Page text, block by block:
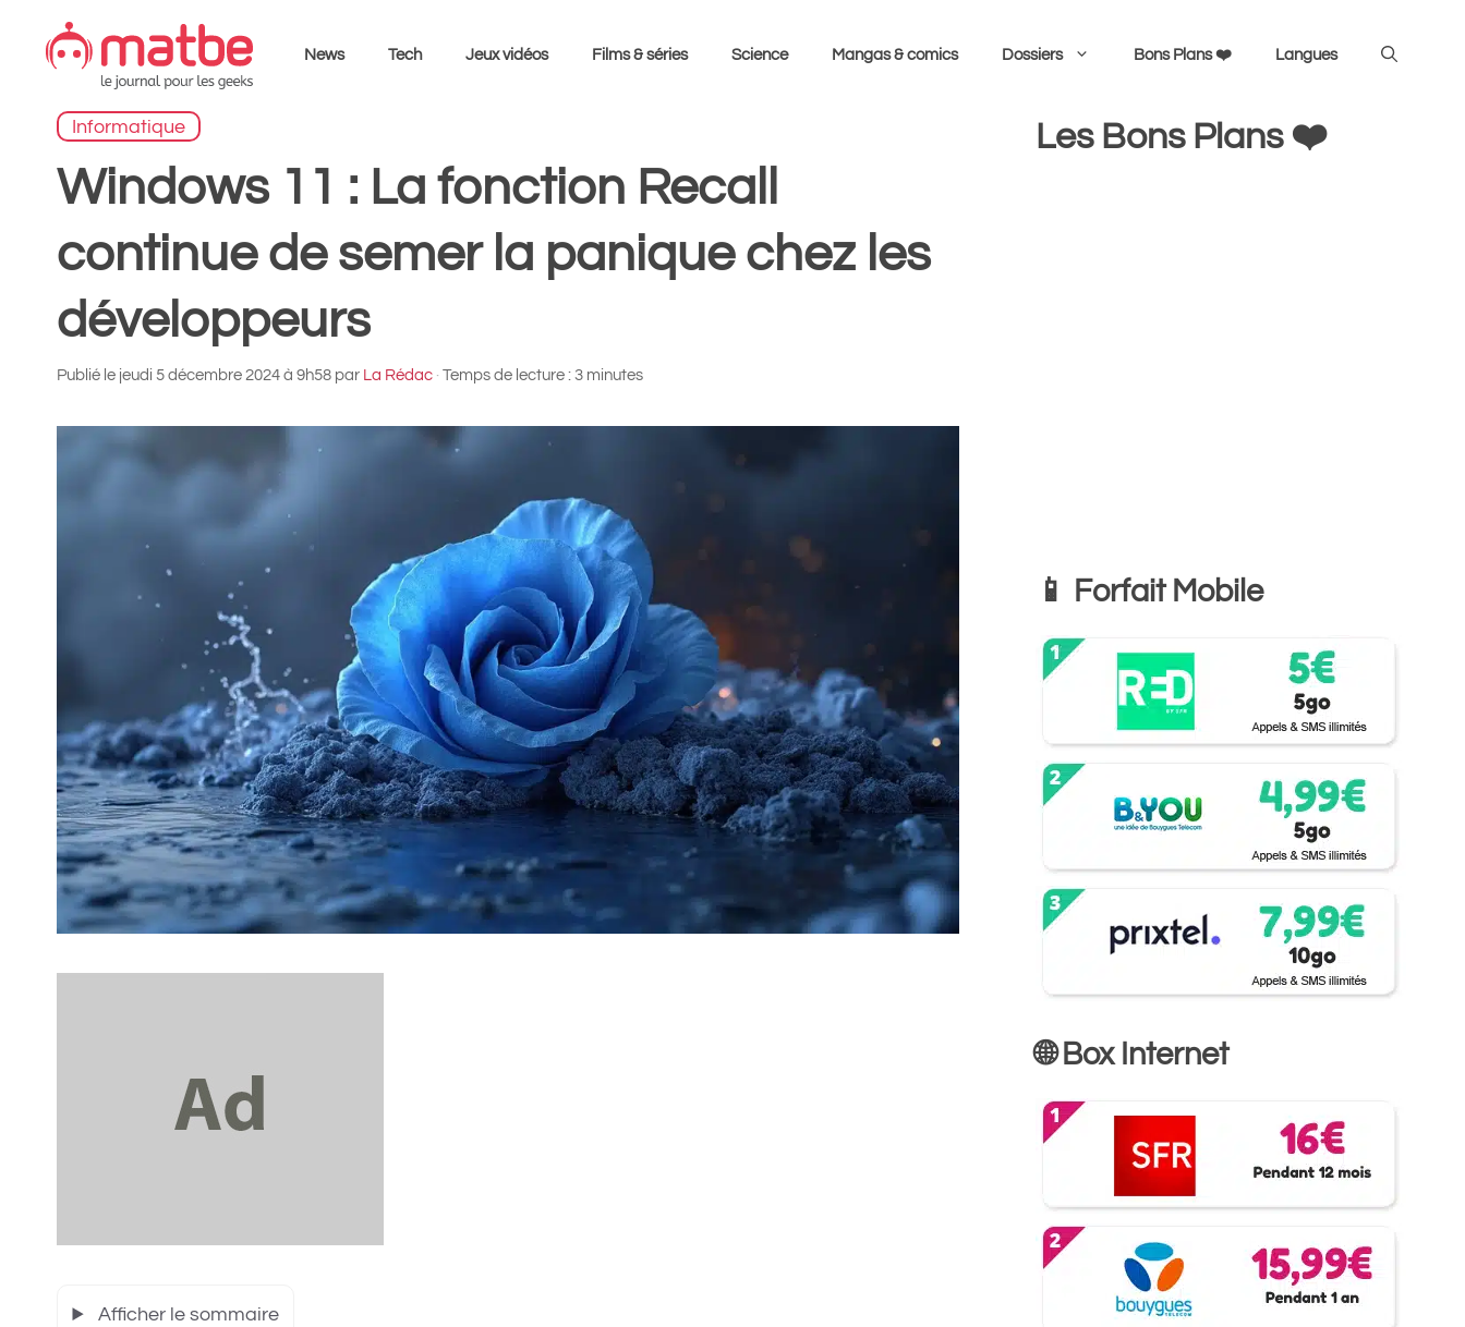
contenu
News Tech Jeux vidéos Films & séries Science Mangas & comics Dossiers Bons Plans ❤️ Langues
Informatique
Windows 11 : La fonction Recall
continue de semer la panique chez les
développeurs
Publié le jeudi 5 décembre 2024 à 9h58 par La Rédac · Temps de lecture : 3 minutes
Afficher le sommaire
Les Bons Plans ❤️
📱 Forfait Mobile
🌐 Box Internet